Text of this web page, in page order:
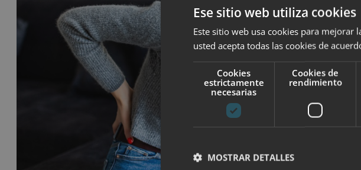
Ese sitio web utiliza cookies
Este sitio web usa cookies para
usted acepta todas las cookies de
Cookies
estrictamente
necesarias
Cookies de
rendimiento
MOSTRAR DETALLES